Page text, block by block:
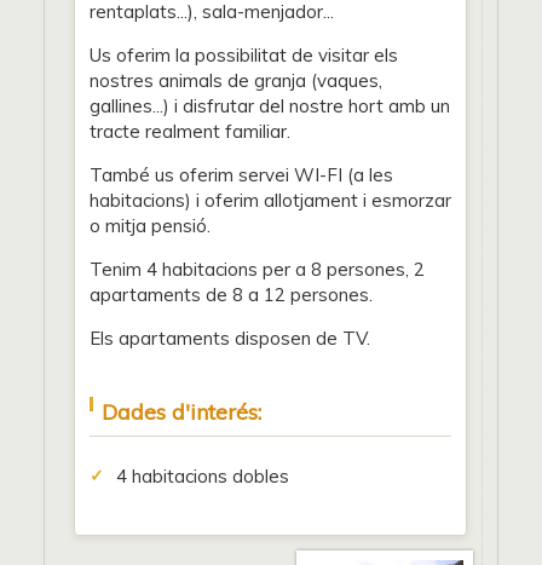
rentaplats...), sala-menjador...
Us oferim la possibilitat de visitar els
nostres animals de granja (vaques,
gallines...) i disfrutar del nostre hort amb un
tracte realment familiar.
També us oferim servei WI-FI (a les
habitacions) i oferim allotjament i esmorzar
o mitja pensió.
Tenim 4 habitacions per a 8 persones, 2
apartaments de 8 a 12 persones.
Els apartaments disposen de TV.
Dades d'interés:
4 habitacions dobles